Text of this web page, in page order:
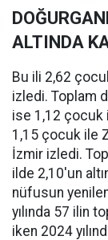
ALTINDA
Bu ili 2,62
izledi. Toplam
ise 1,12 çocuk
1,15 çocuk ile
İzmir izledi.
ilde 2,10'un
nüfusun
yılında 57 ilin
iken 2024